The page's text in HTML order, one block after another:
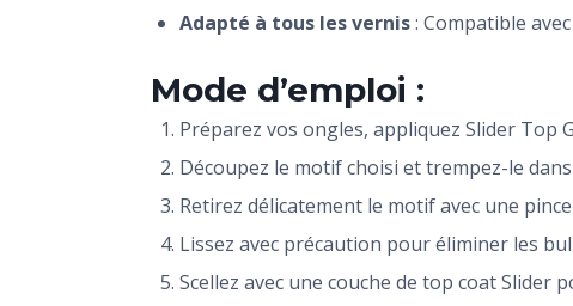
Adapté à tous les vernis: Compatible
Mode d’emploi :
Préparez vos ongles, appliquez Slider Top
Découpez le motif choisi et trempez-le
Retirez délicatement le motif avec une
Lissez avec précaution pour éliminer les
Scellez avec une couche de top coat Slider